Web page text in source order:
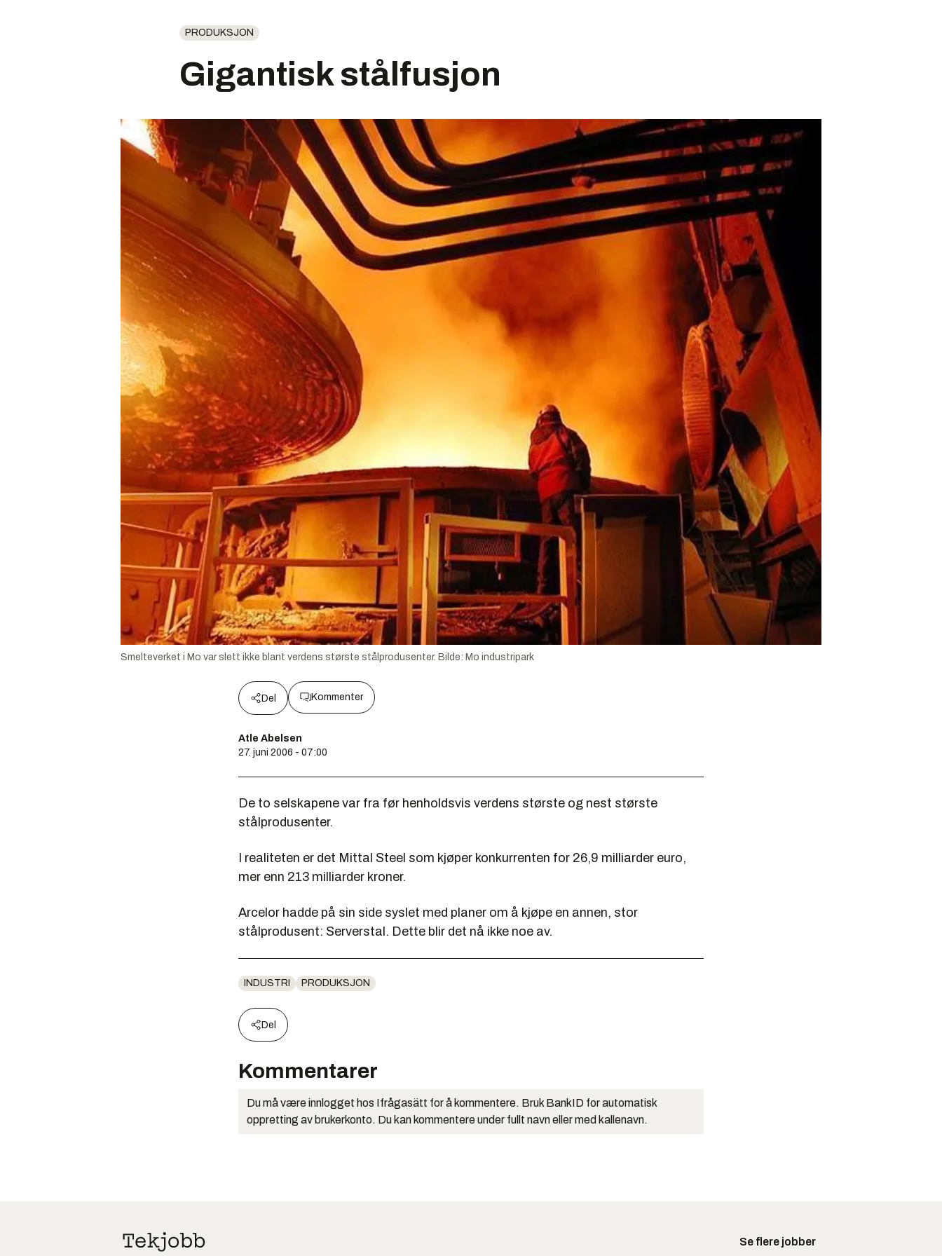
PRODUKSJON
Gigantisk stålfusjon
Smelteverket i Mo var slett ikke blant verdens største stålprodusenter. Bilde: Mo industripark
Del Kommenter
Atle Abelsen
27. juni 2006 - 07:00
De to selskapene var fra før henholdsvis verdens største og nest største
stålprodusenter.
I realiteten er det Mittal Steel som kjøper konkurrenten for 26,9 milliarder euro,
mer enn 213 milliarder kroner.
Arcelor hadde på sin side syslet med planer om å kjøpe en annen, stor
stålprodusent: Serverstal. Dette blir det nå ikke noe av.
INDUSTRI PRODUKSJON
Del
Kommentarer
Du må være innlogget hos Ifrågasätt for å kommentere. Bruk BankID for automatisk
oppretting av brukerkonto. Du kan kommentere under fullt navn eller med kallenavn.
Se flere jobber